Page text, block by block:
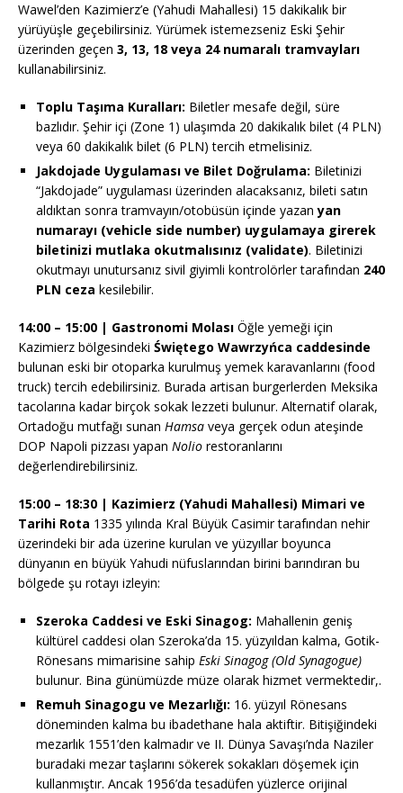
Wawel’den Kazimierz’e (Yahudi Mahallesi) 15 dakikalık bir
yürüyüşle geçebilirsiniz. Yürümek istemezseniz Eski Şehir
üzerinden geçen 3, 13, 18 veya 24 numaralı tramvayları
kullanabilirsiniz.
Toplu Taşıma Kuralları: Biletler mesafe değil, süre
bazlıdır. Şehir içi (Zone 1) ulaşımda 20 dakikalık bilet (4 PLN)
veya 60 dakikalık bilet (6 PLN) tercih etmelisiniz.
Jakdojade Uygulaması ve Bilet Doğrulama: Biletinizi
“Jakdojade” uygulaması üzerinden alacaksanız, bileti satın
aldıktan sonra tramvayın/otobüsün içinde yazanyan
numarayı (vehicle side number) uygulamaya girerek
biletinizi mutlaka okutmalısınız (validate). Biletinizi
okutmayı unutursanız sivil giyimli kontrolörler tarafından 240
PLN ceza kesilebilir.
14:00 – 15:00 | Gastronomi Molası Öğle yemeği için
Kazimierz bölgesindeki Świętego Wawrzyńca caddesinde
bulunan eski bir otoparka kurulmuş yemek karavanlarını (food
truck) tercih edebilirsiniz. Burada artisan burgerlerden Meksika
tacolarına kadar birçok sokak lezzeti bulunur. Alternatif olarak,
Ortadoğu mutfağı sunan Hamsa veya gerçek odun ateşinde
DOP Napoli pizzası yapan Nolio restoranlarını
değerlendirebilirsiniz.
15:00 – 18:30 | Kazimierz (Yahudi Mahallesi) Mimari ve
Tarihi Rota 1335 yılında Kral Büyük Casimir tarafından nehir
üzerindeki bir ada üzerine kurulan ve yüzyıllar boyunca
dünyanın en büyük Yahudi nüfuslarından birini barındıran bu
bölgede şu rotayı izleyin:
Szeroka Caddesi ve Eski Sinagog: Mahallenin geniş
kültürel caddesi olan Szeroka’da 15. yüzyıldan kalma, Gotik-
Rönesans mimarisine sahip Eski Sinagog (Old Synagogue)
bulunur. Bina günümüzde müze olarak hizmet vermektedir,.
Remuh Sinagogu ve Mezarlığı: 16. yüzyıl Rönesans
döneminden kalma bu ibadethane hala aktiftir. Bitişiğindeki
mezarlık 1551’den kalmadır ve II. Dünya Savaşı’nda Naziler
buradaki mezar taşlarını sökerek sokakları döşemek için
kullanmıştır. Ancak 1956’da tesadüfen yüzlerce orijinal